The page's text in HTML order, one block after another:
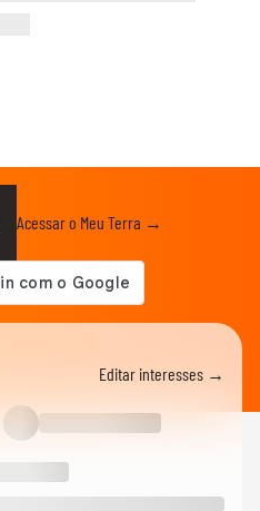
Acessar o Meu Terra →
Editar interesses →